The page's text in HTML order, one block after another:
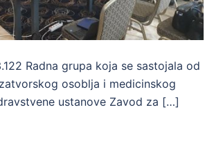
Radna grupa koja se sastojala od
osoblja i medicinskog
ustanove Zavod za […]